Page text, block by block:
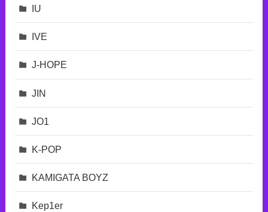
IU
IVE
J-HOPE
JIN
JO1
K-POP
KAMIGATA BOYZ
Kep1er